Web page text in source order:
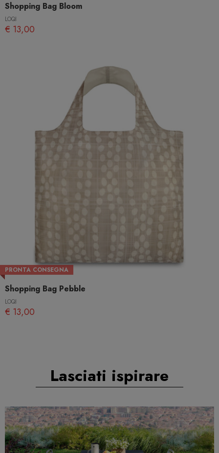
Shopping Bag Bloom
LOQI
€ 13,00
PRONTA CONSEGNA
Shopping Bag Pebble
LOQI
€ 13,00
Lasciati ispirare